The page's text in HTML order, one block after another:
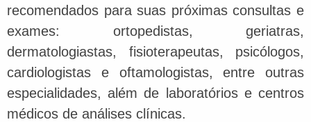
recomendados para suas próximas consultas e
exames: ortopedistas, geriatras,
dermatologiastas, fisioterapeutas, psicólogos,
cardiologistas e oftamologistas, entre outras
especialidades, além de laboratórios e centros
médicos de análises clínicas.